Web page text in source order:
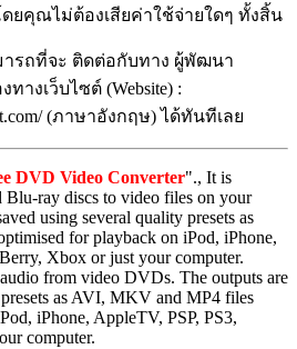
ดยคุณไม่ต้องเสียค่าใช้จ่ายใดๆ ทั้งสิ้น
รถที่จะ ติดต่อกับทาง ผู้พัฒนา
างเว็บไซต์ (Website) :
(ภาษาอังกฤษ) ได้ทันทีเลย
DVD Video Converter"., It is
ray discs to video files on your
using several quality presets as
for playback on iPod, iPhone,
Xbox or just your computer.
from video DVDs. The outputs are
as AVI, MKV and MP4 files
iPhone, AppleTV, PSP, PS3,
computer.